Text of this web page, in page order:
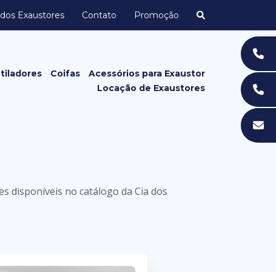
Exaustores Contato Promoção
Coifas Acessórios para Exaustor
Locação de Exaustores
disponíveis no catálogo da Cia dos